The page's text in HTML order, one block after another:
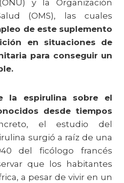
y la Organización
(OMS), las cuales
de este suplemento
en situaciones de
para conseguir un
la espirulina sobre el
desde tiempos
el estudio del
surgió a raíz de una
del ficólogo francés
que los habitantes
a pesar de vivir en un